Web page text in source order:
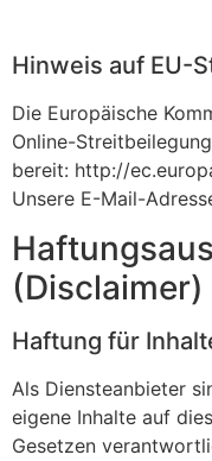
Hinweis auf EU-
Die Europäische
Online-
bereit: http://
Unsere E-Mail-
(Disclaimer)
Haftung für
Als Diensteanbieter
eigene Inhalte auf
Gesetzen